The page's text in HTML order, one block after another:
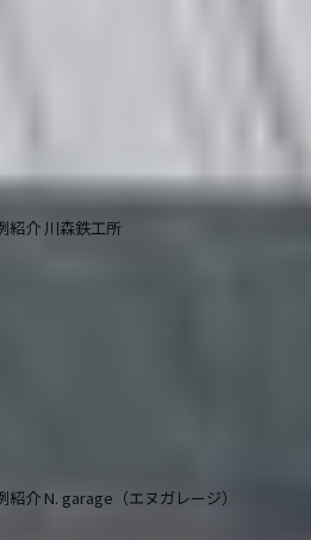
紹介 川森鉄工所
紹介 N. garage（エヌガレージ）